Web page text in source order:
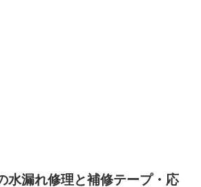
水漏れ修理と補修テープ・応